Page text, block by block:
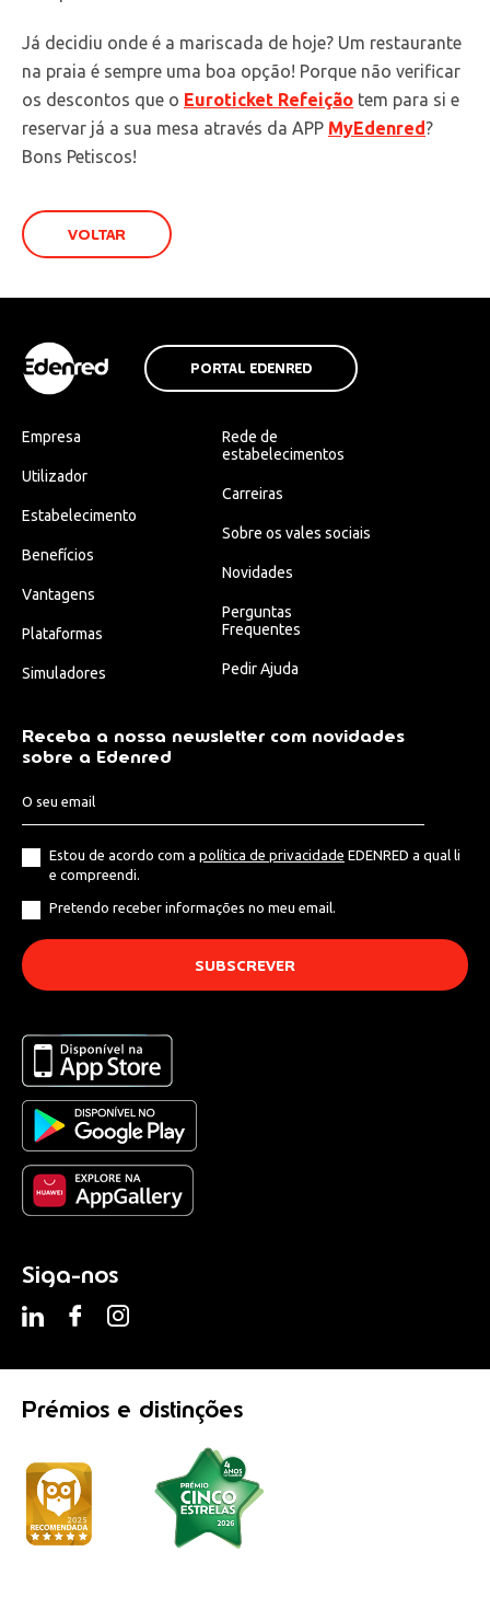
Já decidiu onde é a mariscada de hoje? Um restaurante
na praia é sempre uma boa opção! Porque não verificar
os descontos que o Euroticket Refeição tem para si e
reservar já a sua mesa através da APP MyEdenred?
Bons Petiscos!
VOLTAR
PORTAL EDENRED
Empresa
Utilizador
Estabelecimento
Benefícios
Vantagens
Plataformas
Simuladores
Rede de
estabelecimentos
Carreiras
Sobre os vales sociais
Novidades
Perguntas
Frequentes
Pedir Ajuda
Receba a nossa newsletter com novidades
sobre a Edenred
Estou de acordo com a política de privacidade EDENRED a qual li
e compreendi.
Pretendo receber informações no meu email.
Siga-nos
Prémios e distinções